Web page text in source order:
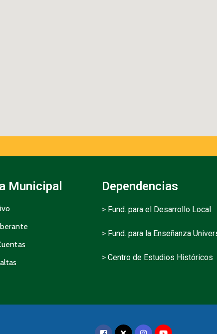
Municipal Dependencias
> Fund. para el Desarrollo Local
> Fund. para la Enseñanza
> Centro de Estudios Históricos